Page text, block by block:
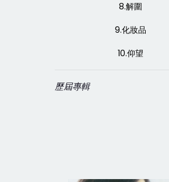
8.解圍
9.化妝品
10.仰望
歷屆專輯